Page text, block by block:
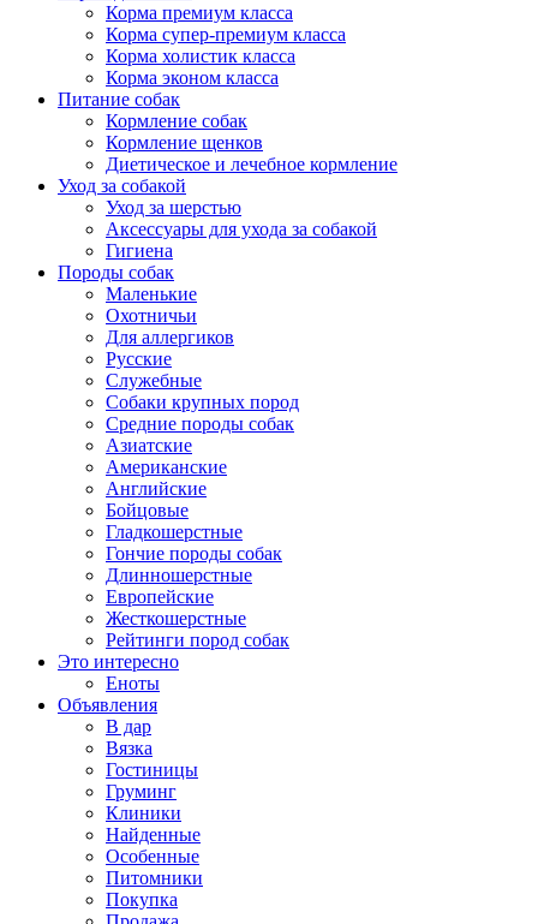
Корма премиум класса
Корма супер-премиум класса
Корма холистик класса
Корма эконом класса
Питание собак
Кормление собак
Кормление щенков
Диетическое и лечебное кормление
Уход за собакой
Уход за шерстью
Аксессуары для ухода за собакой
Гигиена
Породы собак
Маленькие
Охотничьи
Для аллергиков
Русские
Служебные
Собаки крупных пород
Средние породы собак
Азиатские
Американские
Английские
Бойцовые
Гладкошерстные
Гончие породы собак
Длинношерстные
Европейские
Жесткошерстные
Рейтинги пород собак
Это интересно
Еноты
Объявления
В дар
Вязка
Гостиницы
Груминг
Клиники
Найденные
Особенные
Питомники
Покупка